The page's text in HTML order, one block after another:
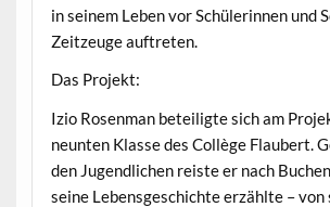
in seinem Leben vor Schülerinnen und
Zeitzeuge auftreten.
Das Projekt:
Izio Rosenman beteiligte sich am
neunten Klasse des Collège Flaubert.
den Jugendlichen reiste er nach
seine Lebensgeschichte erzählte – von